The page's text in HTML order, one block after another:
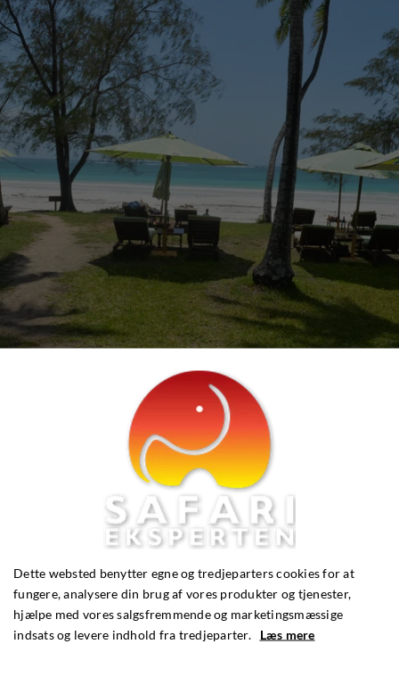
Se flere fotos
HAR DU SPØRGSMÅL?
Dette websted benytter egne og tredjeparters cookies for at
fungere, analysere din brug af vores produkter og tjenester,
hjælpe med vores salgsfremmende og marketingsmæssige
indsats og levere indhold fra tredjeparter. Læs mere